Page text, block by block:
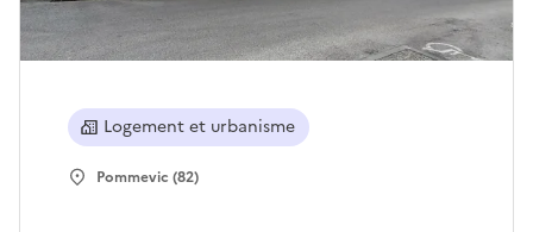
Logement et urbanisme
Pommevic (82)